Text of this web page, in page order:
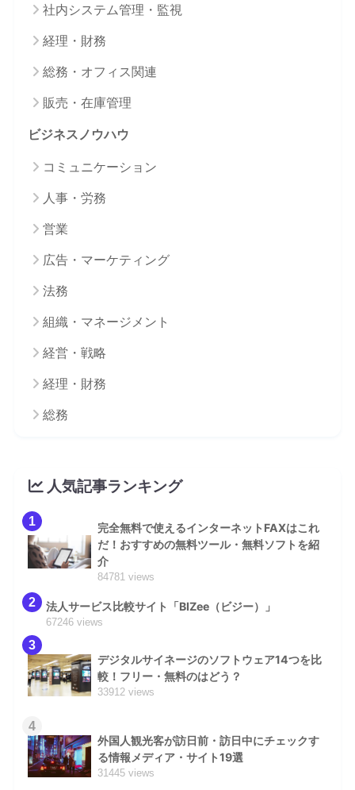
社内システム管理・監視
経理・財務
総務・オフィス関連
販売・在庫管理
ビジネスノウハウ
コミュニケーション
人事・労務
営業
広告・マーケティング
法務
組織・マネージメント
経営・戦略
経理・財務
総務
人気記事ランキング
1
完全無料で使えるインターネットFAXはこれ
だ！おすすめの無料ツール・無料ソフトを紹
介
84781 views
2 法人サービス比較サイト「BIZee（ビジー）」
67246 views
3
デジタルサイネージのソフトウェア14つを比
較！フリー・無料のはどう？
33912 views
4
外国人観光客が訪日前・訪日中にチェックす
る情報メディア・サイト19選
31445 views